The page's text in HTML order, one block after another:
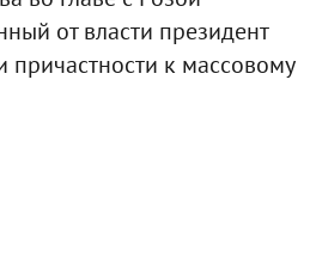
от власти президент
причастности к массовому